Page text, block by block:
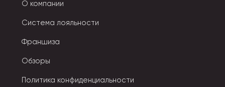
О компании
Система лояльности
Франшиза
Обзоры
Политика конфиденциальности